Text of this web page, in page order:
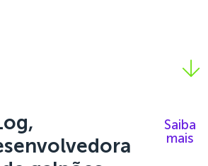
Saiba
mais